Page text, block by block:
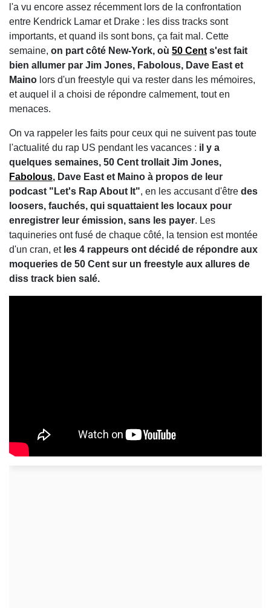
l'a vu encore assez récemment lors de la confrontation
entre Kendrick Lamar et Drake : les diss tracks sont
importants, et quand ils sont bons, ça fait mal. Cette
semaine, on part côté New-York, où 50 Cent s'est fait
bien allumer par Jim Jones, Fabolous, Dave East et
Maino lors d'un freestyle qui va rester dans les mémoires,
et auquel il a choisi de répondre calmement, tout en
menaces.
On va rappeler les faits pour ceux qui ne suivent pas toute
l'actualité du rap US pendant les vacances : il y a
quelques semaines, 50 Cent trollait Jim Jones,
Fabolous, Dave East et Maino à propos de leur
podcast "Let's Rap About It", en les accusant d'être des
loosers, fauchés, qui squattaient les locaux pour
enregistrer leur émission, sans les payer. Les
taquineries ont fusé de chaque côté, la tension est montée
d'un cran, et les 4 rappeurs ont décidé de répondre aux
moqueries de 50 Cent sur un freestyle aux allures de
diss track bien salé.